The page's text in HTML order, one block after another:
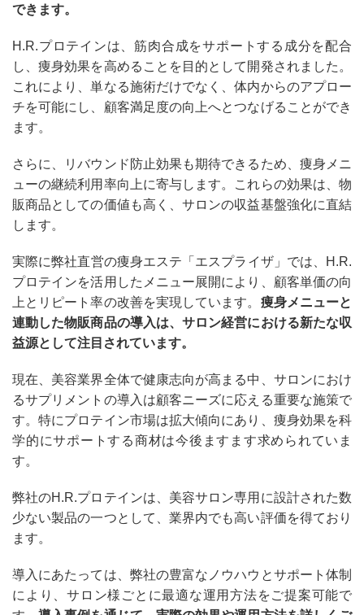
できます。
H.R.プロテインは、筋肉合成をサポートする成分を配合
し、痩身効果を高めることを目的として開発されました。
これにより、単なる施術だけでなく、体内からのアプロー
チを可能にし、顧客満足度の向上へとつなげることができ
ます。
さらに、リバウンド防止効果も期待できるため、痩身メニ
ューの継続利用率向上に寄与します。これらの効果は、物
販商品としての価値も高く、サロンの収益基盤強化に直結
します。
実際に弊社直営の痩身エステ「エスプライザ」では、H.R.
プロテインを活用したメニュー展開により、顧客単価の向
上とリピート率の改善を実現しています。 痩身メニューと
連動した物販商品の導入は、サロン経営における新たな収
益源として注目されています。
現在、美容業界全体で健康志向が高まる中、サロンにおけ
るサプリメントの導入は顧客ニーズに応える重要な施策で
す。特にプロテイン市場は拡大傾向にあり、痩身効果を科
学的にサポートする商材は今後ますます求められていま
す。
弊社のH.R.プロテインは、美容サロン専用に設計された数
少ない製品の一つとして、業界内でも高い評価を得ており
ます。
導入にあたっては、弊社の豊富なノウハウとサポート体制
により、サロン様ごとに最適な運用方法をご提案可能で